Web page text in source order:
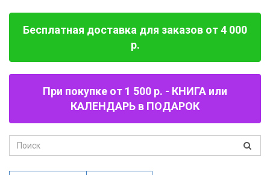
Бесплатная доставка для заказов от 4 000
р.
При покупке от 1 500 р. - КНИГА или
КАЛЕНДАРЬ в ПОДАРОК